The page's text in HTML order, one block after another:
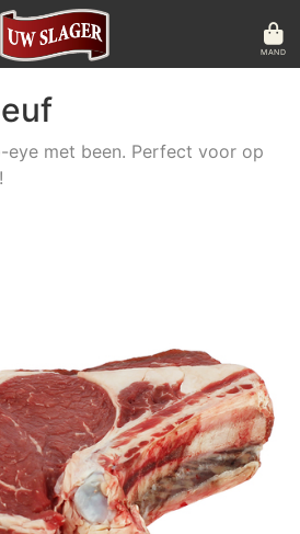
MAND
eye met been. Perfect voor op